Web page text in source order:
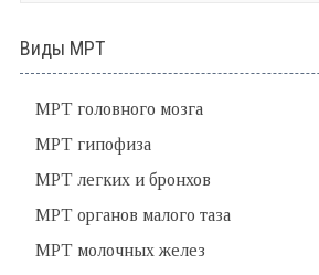
Виды МРТ
МРТ головного мозга
МРТ гипофиза
МРТ легких и бронхов
МРТ органов малого таза
МРТ молочных желез